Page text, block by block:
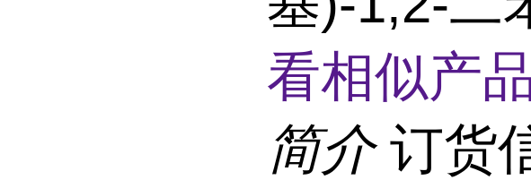
看相似产
简介 订货